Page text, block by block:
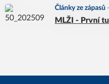
Články ze zápasů -
MLŽI - První